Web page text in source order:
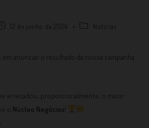
12 de junho de 2024 Notícias
anunciar o resultado da nossa campanha
arrecadou, proporcionalmente, o maior
o Núcleo Negócios!